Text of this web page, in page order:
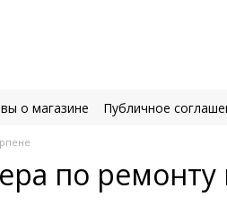
о магазине
Публичное
по ремонту